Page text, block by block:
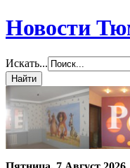
Новости
Искать...